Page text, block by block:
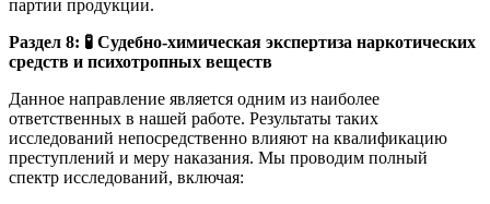
партии продукции.
Раздел 8: 🧪 Судебно-химическая экспертиза наркотических
средств и психотропных веществ
Данное направление является одним из наиболее
ответственных в нашей работе. Результаты таких
исследований непосредственно влияют на квалификацию
преступлений и меру наказания. Мы проводим полный
спектр исследований, включая: